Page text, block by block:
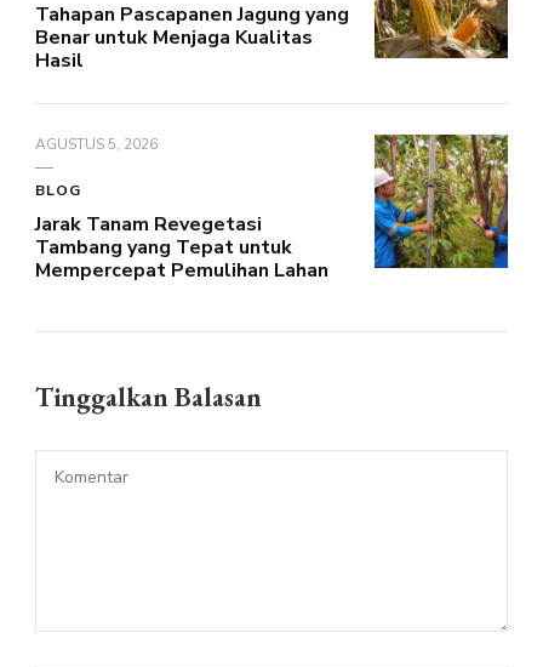
Tahapan Pascapanen Jagung yang
Benar untuk Menjaga Kualitas
Hasil
AGUSTUS 5, 2026
BLOG
Jarak Tanam Revegetasi
Tambang yang Tepat untuk
Mempercepat Pemulihan Lahan
Tinggalkan Balasan